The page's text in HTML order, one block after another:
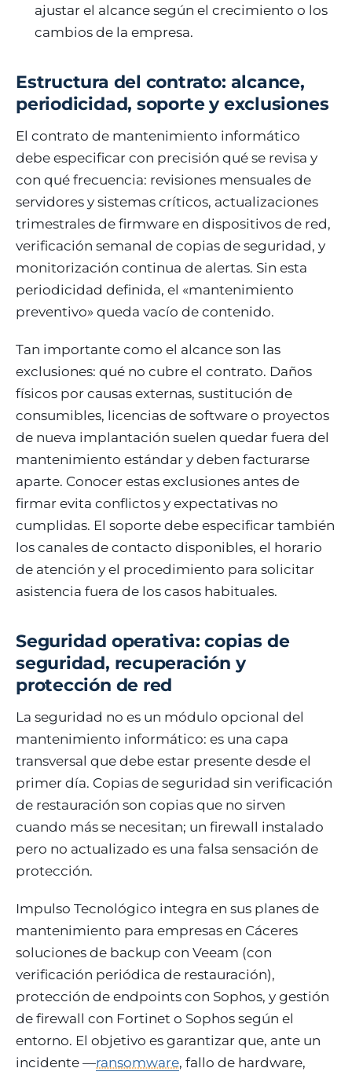
ajustar el alcance según el crecimiento o los
cambios de la empresa.
Estructura del contrato: alcance,
periodicidad, soporte y exclusiones
El contrato de mantenimiento informático
debe especificar con precisión qué se revisa y
con qué frecuencia: revisiones mensuales de
servidores y sistemas críticos, actualizaciones
trimestrales de firmware en dispositivos de red,
verificación semanal de copias de seguridad, y
monitorización continua de alertas. Sin esta
periodicidad definida, el «mantenimiento
preventivo» queda vacío de contenido.
Tan importante como el alcance son las
exclusiones: qué no cubre el contrato. Daños
físicos por causas externas, sustitución de
consumibles, licencias de software o proyectos
de nueva implantación suelen quedar fuera del
mantenimiento estándar y deben facturarse
aparte. Conocer estas exclusiones antes de
firmar evita conflictos y expectativas no
cumplidas. El soporte debe especificar también
los canales de contacto disponibles, el horario
de atención y el procedimiento para solicitar
asistencia fuera de los casos habituales.
Seguridad operativa: copias de
seguridad, recuperación y
protección de red
La seguridad no es un módulo opcional del
mantenimiento informático: es una capa
transversal que debe estar presente desde el
primer día. Copias de seguridad sin verificación
de restauración son copias que no sirven
cuando más se necesitan; un firewall instalado
pero no actualizado es una falsa sensación de
protección.
Impulso Tecnológico integra en sus planes de
mantenimiento para empresas en Cáceres
soluciones de backup con Veeam (con
verificación periódica de restauración),
protección de endpoints con Sophos, y gestión
de firewall con Fortinet o Sophos según el
entorno. El objetivo es garantizar que, ante un
incidente —ransomware, fallo de hardware,